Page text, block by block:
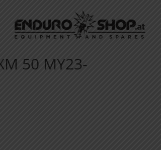
50 MY23-